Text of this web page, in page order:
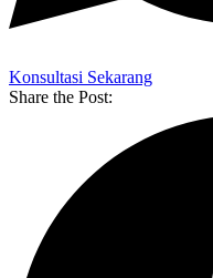
Konsultasi Sekarang
Share the Post: